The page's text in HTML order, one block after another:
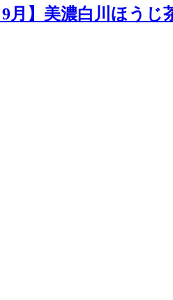
9月】美濃白川ほうじ